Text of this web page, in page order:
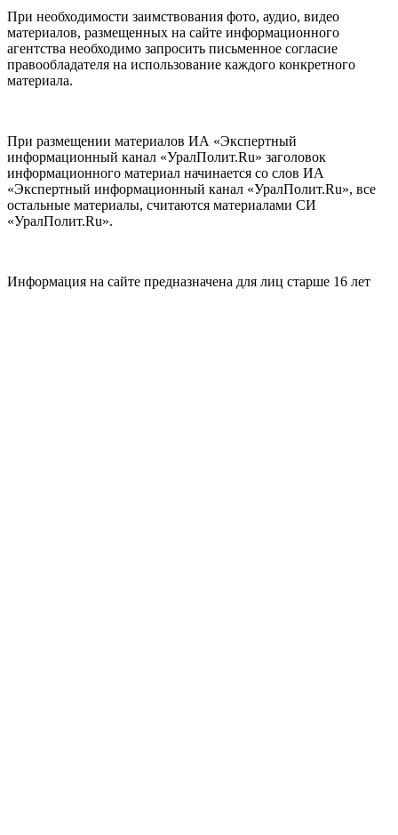
При необходимости заимствования фото, аудио, видео
материалов, размещенных на сайте информационного
агентства необходимо запросить письменное согласие
правообладателя на использование каждого конкретного
материала.
При размещении материалов ИА «Экспертный
информационный канал «УралПолит.Ru» заголовок
информационного материал начинается со слов ИА
«Экспертный информационный канал «УралПолит.Ru», все
остальные материалы, считаются материалами СИ
«УралПолит.Ru».
Информация на сайте предназначена для лиц старше 16 лет